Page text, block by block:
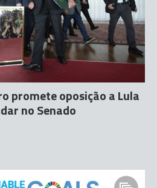
promete oposição a Lula
no Senado